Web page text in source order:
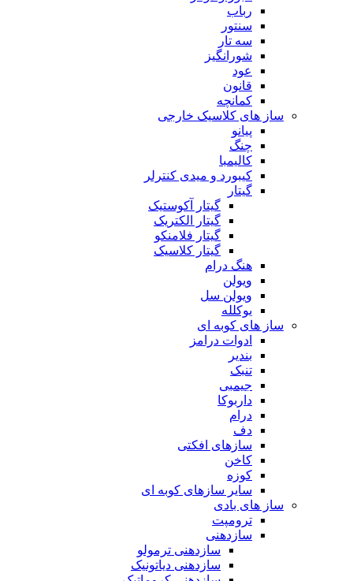
رباب
سنتور
سه تار
شورانگیز
عود
قانون
کمانچه
ساز های کلاسیک خارجی
پیانو
چنگ
کالیمبا
کیبورد و میدی کنترلر
گیتار
گیتار آکوستیک
گیتار الکتریک
گیتار فلامنکو
گیتار کلاسیک
هنگ درام
ویولن
ویولن سل
یوکلله
ساز های کوبه ای
ادوات درامز
بندیر
تنبک
جیمبی
داربوکا
درام
دف
سازهای افکتی
کاخن
کوزه
سایر سازهای کوبه ای
ساز های بادی
ترومپت
سازدهنی
سازدهنی ترمولو
سازدهنی دیاتونیک